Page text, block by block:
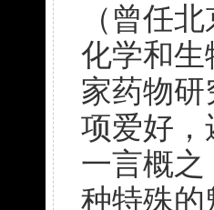
（曾任
化学和生
家药物
项爱好，
一言概
种特殊的